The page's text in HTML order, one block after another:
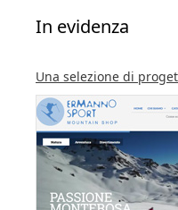
In evidenza
Una selezione di